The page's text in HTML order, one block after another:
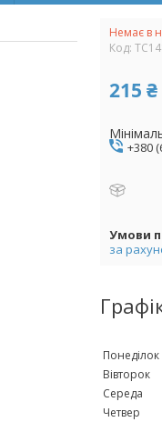
Немає в
Код:
215 ₴
+380
за
Понеділок
Вівторок
Середа
Четвер